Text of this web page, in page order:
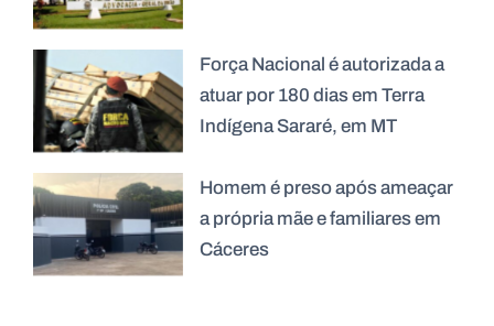
Força Nacional é autorizada a
atuar por 180 dias em Terra
Indígena Sararé, em MT
Homem é preso após ameaçar
a própria mãe e familiares em
Cáceres